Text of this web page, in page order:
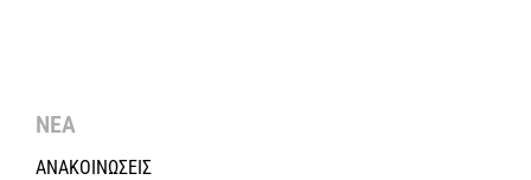
ΝΕΑ
ΑΝΑΚΟΙΝΩΣΕΙΣ